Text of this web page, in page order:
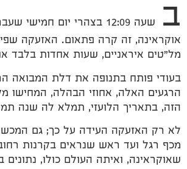
ב
שעה 12:09 בצהרי יום
אוקראינה, זה קרה פתאום. האזעקה
מל"טים איראניים, שעות אחדות בלבד
בעודי פותח בתנופה את דלת המבואה
הרגעים האלה, אחוזי הבהלה,
הזה, בתאריך הלועזי, תמלא לה שנה
לא רק האזעקה העידה על כך; גם
מכף רגל ועד ראש שנראים בקרנות
שאוקראינה, ואיתה העולם כולו,